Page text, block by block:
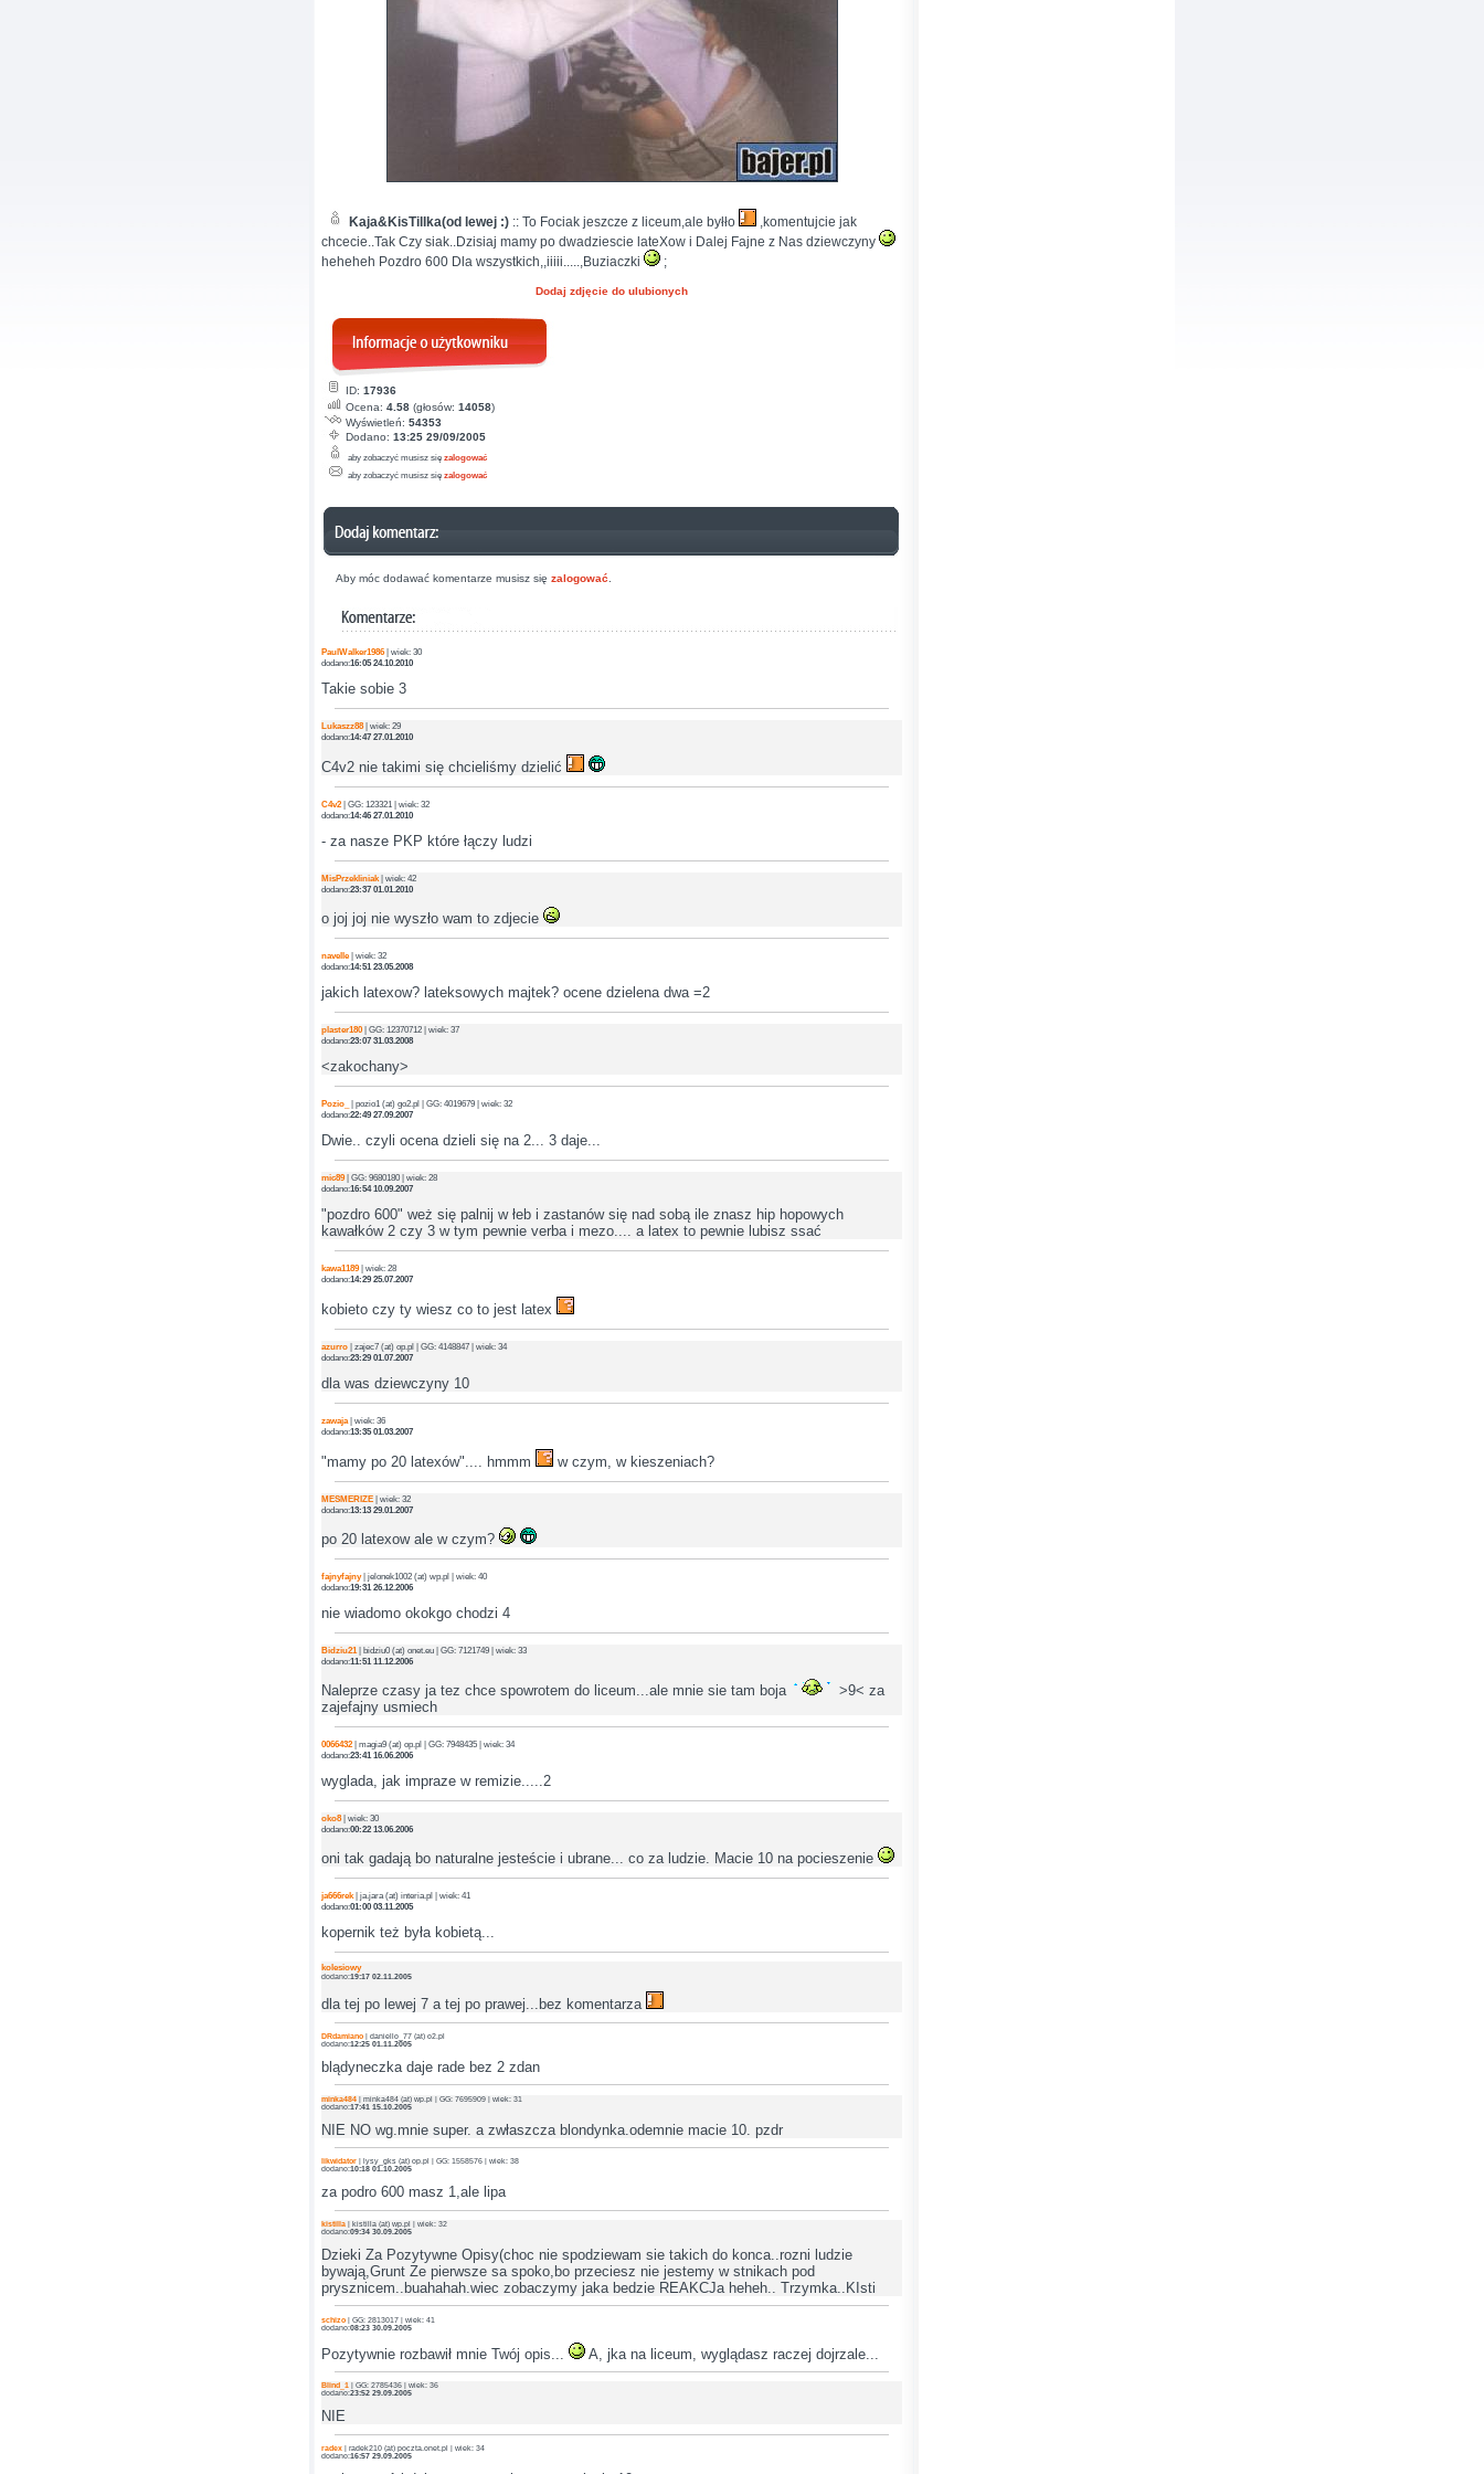
Kaja&KisTillka(od lewej :) :: To Fociak jeszcze z liceum,ale byłło
,komentujcie jak
chcecie..Tak Czy siak..Dzisiaj mamy po dwadziescie lateXow i Dalej Fajne z Nas dziewczyny
heheheh Pozdro 600 Dla wszystkich,,iiiii.....,Buziaczki
;
Dodaj zdjęcie do ulubionych
ID: 17936
Ocena: 4.58 (głosów: 14058)
Wyświetleń: 54353
Dodano: 13:25 29/09/2005
aby zobaczyć musisz się zalogować
aby zobaczyć musisz się zalogować
Aby móc dodawać komentarze musisz sięzalogować
PaulWalker1986| wiek: 30
dodano:16:05 24.10.2010
Takie sobie 3
Lukaszz88| wiek: 29
dodano:14:47 27.01.2010
C4v2 nie takimi się chcieliśmy dzielić
C4v2| GG: 123321 | wiek: 32
dodano:14:46 27.01.2010
- za nasze PKP które łączy ludzi
MisPrzekliniak| wiek: 42
dodano:23:37 01.01.2010
o joj joj nie wyszło wam to zdjecie
navelle| wiek: 32
dodano:14:51 23.05.2008
jakich latexow? lateksowych majtek? ocene dzielena dwa =2
plaster180 | GG: 12370712 | wiek: 37
dodano:23:07 31.03.2008
<zakochany>
Pozio_ | pozio1 (at) go2.pl | GG: 4019679 | wiek: 32
dodano:22:49 27.09.2007
Dwie.. czyli ocena dzieli się na 2... 3 daje...
mic89| GG: 9680180 | wiek: 28
dodano:16:54 10.09.2007
"pozdro 600" weż się palnij w łeb i zastanów się nad sobą ile znasz hip hopowych
kawałków 2 czy 3 w tym pewnie verba i mezo.... a latex to pewnie lubisz ssać
kawa1189| wiek: 28
dodano:14:29 25.07.2007
kobieto czy ty wiesz co to jest latex
azurro | zajec7 (at) op.pl | GG: 4148847 | wiek: 34
dodano:23:29 01.07.2007
dla was dziewczyny 10
zawaja| wiek: 36
dodano:13:35 01.03.2007
"mamy po 20 latexów".... hmmm w czym, w kieszeniach?
MESMERIZE | wiek: 32
dodano:13:13 29.01.2007
po 20 latexow ale w czym?
fajnyfajny| jelonek1002 (at) wp.pl | wiek: 40
dodano:19:31 26.12.2006
nie wiadomo okokgo chodzi 4
Bidziu21| bidziu0 (at) onet.eu | GG: 7121749 | wiek: 33
dodano:11:51 11.12.2006
Naleprze czasy ja tez chce spowrotem do liceum...ale mnie sie tam boja
>9< za
zajefajny usmiech
0066432| magia9 (at) op.pl | GG: 7948435 | wiek: 34
dodano:23:41 16.06.2006
wyglada, jak impraze w remizie.....2
oko8| wiek: 30
dodano:00:22 13.06.2006
oni tak gadają bo naturalne jesteście i ubrane... co za ludzie. Macie 10 na pocieszenie
ja666rek| ja.jara (at) interia.pl | wiek: 41
dodano:01:00 03.11.2005
kopernik też była kobietą...
kolesiowy
dodano:19:17 02.11.2005
dla tej po lewej 7 a tej po prawej...bez komentarza
DRdamiano | daniello_77 (at) o2.pl
dodano:12:25 01.11.2005
blądyneczka daje rade bez 2 zdan
minka484 | minka484 (at) wp.pl | GG: 7695909 | wiek: 31
dodano:17:41 15.10.2005
NIE NO wg.mnie super. a zwłaszcza blondynka.odemnie macie 10. pzdr
likwidator | lysy_gks (at) op.pl | GG: 1558576 | wiek: 38
dodano:10:18 01.10.2005
za podro 600 masz 1,ale lipa
kistilla | kistilla (at) wp.pl | wiek: 32
dodano:09:34 30.09.2005
Dzieki Za Pozytywne Opisy(choc nie spodziewam sie takich do konca..rozni ludzie
bywają,Grunt Ze pierwsze sa spoko,bo przeciesz nie jestemy w stnikach pod
prysznicem..buahahah.wiec zobaczymy jaka bedzie REAKCJa heheh.. Trzymka..KIsti
schizo | GG: 2813017 | wiek: 41
dodano:08:23 30.09.2005
Pozytywnie rozbawił mnie Twój opis... A, jka na liceum, wyglądasz raczej dojrzale...
Blind_1
| GG: 2785436 | wiek: 36
dodano:23:52 29.09.2005
NIE
radex | radek210 (at) poczta.onet.pl | wiek: 34
dodano:16:57 29.09.2005